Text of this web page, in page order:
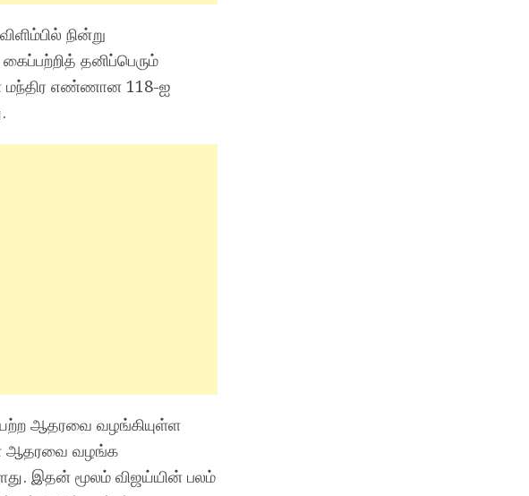
நின்று
தனிப்பெரும்
மந்திர எண்ணான 118-ஐ
ஆதரவை வழங்கியுள்ள
ஆதரவை வழங்க
இதன் மூலம் விஜய்யின் பலம்